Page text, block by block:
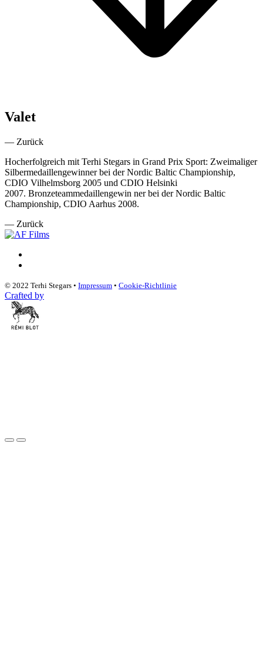
Valet
— Zurück
Hocherfolgreich mit Terhi Stegars in Grand Prix Sport: Zweimaliger
Silbermedaillengewinner bei der Nordic Baltic Championship,
CDIO Vilhelmsborg 2005 und CDIO Helsinki
2007. Bronzeteammedaillengewin ner bei der Nordic Baltic
Championship, CDIO Aarhus 2008.
— Zurück
© 2022 Terhi Stegars • Impressum • Cookie-Richtlinie
Crafted by